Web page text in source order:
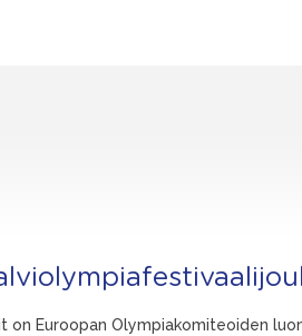
on Euroopan Olympiakomiteoiden